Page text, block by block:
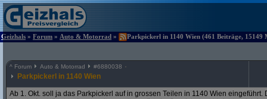
Geizhals » Forum » Auto & Motorrad » Parkpickerl in 1140 Wien (461 Beiträge, 15149
^ Forum Auto & Motorrad #6880038
Parkpickerl in 1140 Wien
Ab 1. Okt. soll ja das Parkpickerl auf in grossen Teilen in 1140 Wien